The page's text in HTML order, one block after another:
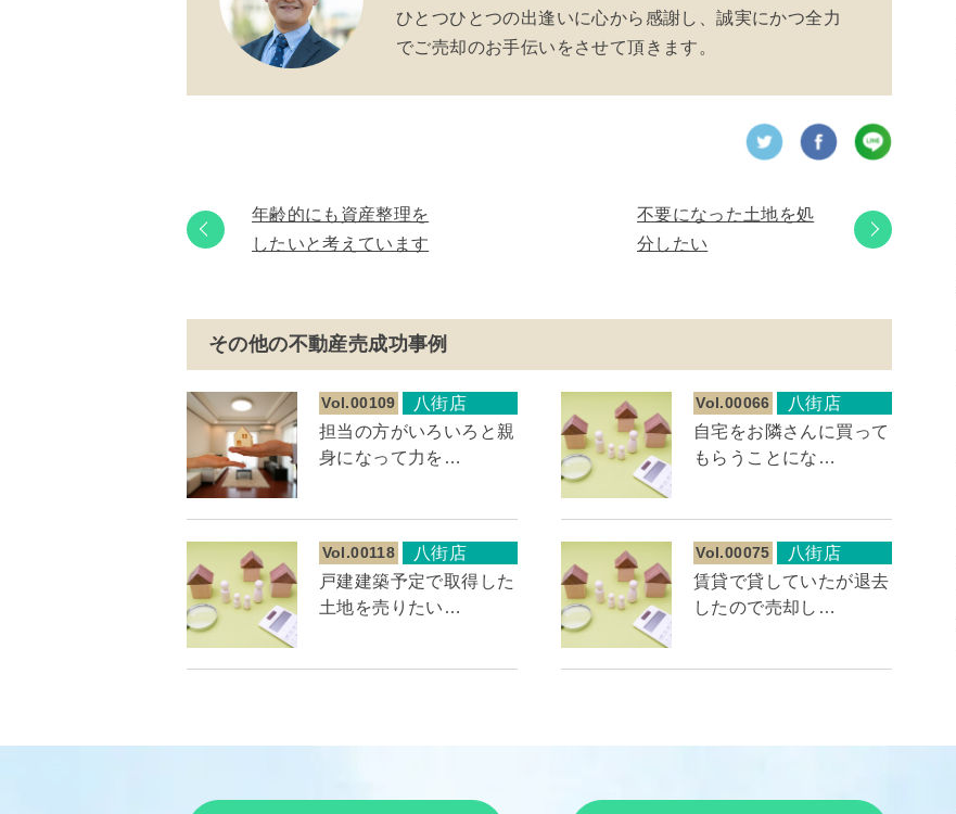
ひとつひとつの出逢いに心から感謝し、誠実にかつ全力
でご売却のお手伝いをさせて頂きます。
年齢的にも資産整理を
したいと考えています
不要になった土地を処
分したい
その他の不動産売成功事例
Vol.00109
八街店
担当の方がいろいろと親
身になって力を…
Vol.00066
八街店
自宅をお隣さんに買って
もらうことにな…
Vol.00118
八街店
戸建建築予定で取得した
土地を売りたい…
Vol.00075
八街店
賃貸で貸していたが退去
したので売却し…